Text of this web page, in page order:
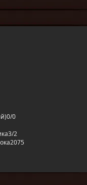
0/0
3/2
2075